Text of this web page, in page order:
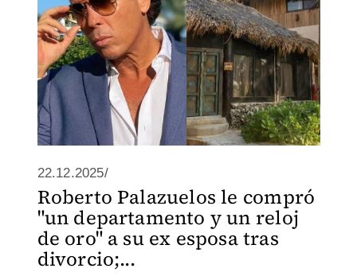
22.12.2025/
Roberto Palazuelos le compró
"un departamento y un reloj
de oro" a su ex esposa tras
divorcio;...